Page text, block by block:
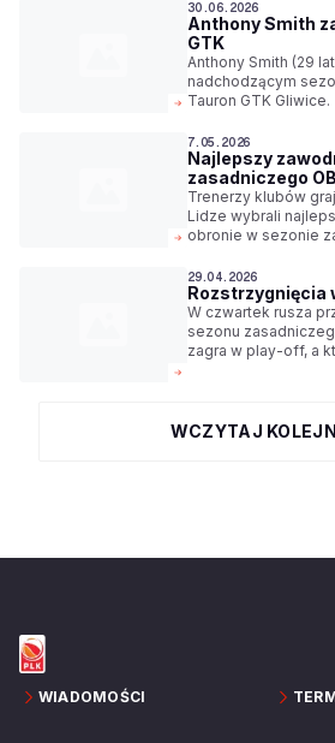
30.06.2026
Anthony Smith
GTK
Anthony Smith (29
nadchodzącym
Tauron GTK Gliwice.
7.05.2026
Najlepszy
zasadniczego
Trenerzy klubów
Lidze wybrali
obronie w sezonie
Stali Ostrów
29.04.2026
Rozstrzygnięcia
W czwartek rusza
sezonu
zagra w play-off, a
WCZYTAJ
WIADOMOŚCI